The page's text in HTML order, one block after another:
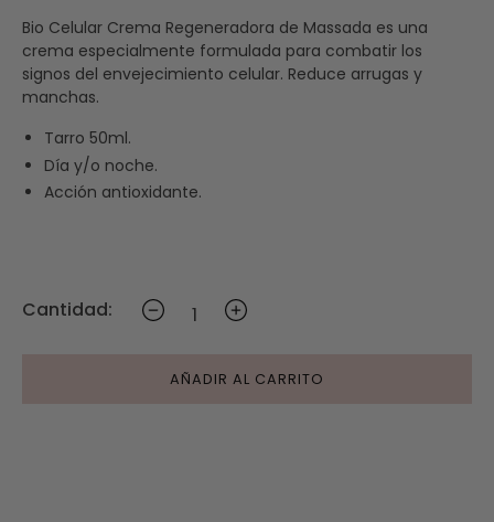
Bio Celular Crema Regeneradora de Massada es una
crema especialmente formulada para combatir los
signos del envejecimiento celular. Reduce arrugas y
manchas.
Tarro 50ml.
Día y/o noche.
Acción antioxidante.
Cantidad:
AÑADIR AL CARRITO